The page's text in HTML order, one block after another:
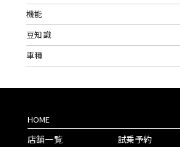
機能
豆知識
車種
HOME
店舗一覧
試乗予約